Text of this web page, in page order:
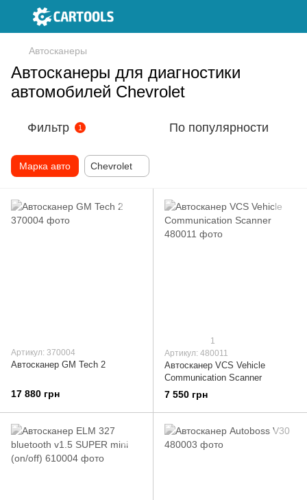
Автосканеры
Автосканеры для диагностики
автомобилей Chevrolet
Фильтр 1 По популярности
Марка авто Chevrolet
Артикул: 370004
Автосканер GM Tech 2
17 880 грн
1
Артикул: 480011
Автосканер VCS Vehicle
Communication Scanner
7 550 грн